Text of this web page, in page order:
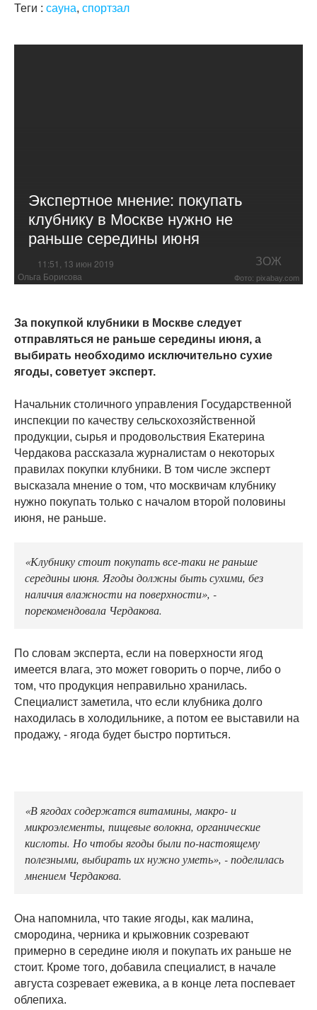
Теги : сауна, спортзал
Экспертное мнение: покупать
клубнику в Москве нужно не
раньше середины июня
11:51, 13 июн 2019 ЗОЖ
Ольга Борисова Фото: pixabay.com
За покупкой клубники в Москве следует
отправляться не раньше середины июня, а
выбирать необходимо исключительно сухие
ягоды, советует эксперт.
Начальник столичного управления Государственной
инспекции по качеству сельскохозяйственной
продукции, сырья и продовольствия Екатерина
Чердакова рассказала журналистам о некоторых
правилах покупки клубники. В том числе эксперт
высказала мнение о том, что москвичам клубнику
нужно покупать только с началом второй половины
июня, не раньше.
«Клубнику стоит покупать все-таки не раньше
середины июня. Ягоды должны быть сухими, без
наличия влажности на поверхности», -
порекомендовала Чердакова.
По словам эксперта, если на поверхности ягод
имеется влага, это может говорить о порче, либо о
том, что продукция неправильно хранилась.
Специалист заметила, что если клубника долго
находилась в холодильнике, а потом ее выставили на
продажу, - ягода будет быстро портиться.
«В ягодах содержатся витамины, макро- и
микроэлементы, пищевые волокна, органические
кислоты. Но чтобы ягоды были по-настоящему
полезными, выбирать их нужно уметь», - поделилась
мнением Чердакова.
Она напомнила, что такие ягоды, как малина,
смородина, черника и крыжовник созревают
примерно в середине июля и покупать их раньше не
стоит. Кроме того, добавила специалист, в начале
августа созревает ежевика, а в конце лета поспевает
облепиха.